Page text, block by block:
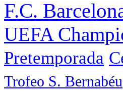
F.C.
UEFA
Pretemporada
Trofeo S. Bernabéu